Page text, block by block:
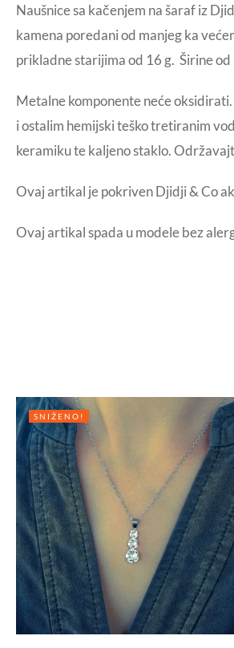
Naušnice sa kačenjem na šaraf iz
kamena poredani od manjeg ka
prikladne starijima od 16 g. Širine od
Metalne komponente neće
i ostalim hemijski teško tretiranim
keramiku te kaljeno staklo.
Ovaj artikal je pokriven Djidji & Co
Ovaj artikal spada u modele bez
SNIŽENO!